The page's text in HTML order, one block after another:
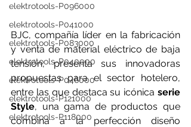
elektrotools-P096000
elektrotools-P041000
elektrotools-P083000
elektrotools-P040000
elektrotools-P046000
elektrotools-P121000
elektrotools-P118000
BJC, compañía líder en la fabricación
y venta de material eléctrico de baja
tensión, presenta sus innovadoras
propuestas para el sector hotelero,
entre las que destaca su icónica serie
Style, una gama de productos que
combina a la perfección diseño